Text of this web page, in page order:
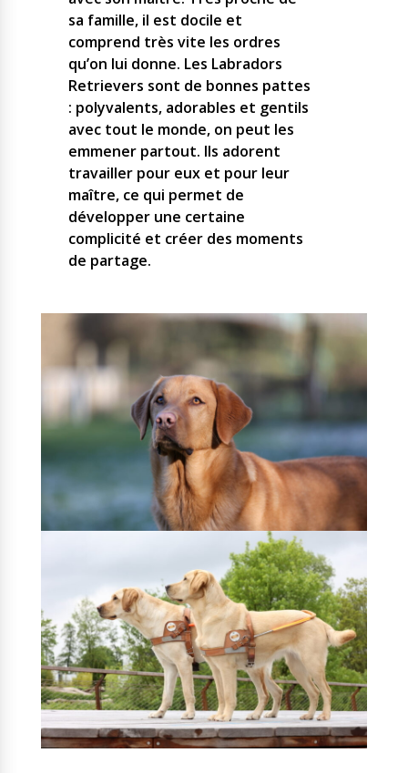
sa famille, il est docile et
comprend très vite les ordres
qu’on lui donne. Les Labradors
Retrievers sont de bonnes pattes
: polyvalents, adorables et gentils
avec tout le monde, on peut les
emmener partout. Ils adorent
travailler pour eux et pour leur
maître, ce qui permet de
développer une certaine
complicité et créer des moments
de partage.